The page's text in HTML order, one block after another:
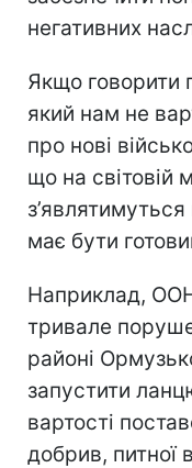
негативних
Якщо говорити
який нам не
про нові
що на світовій
з’являтимуться
має бути
Наприклад,
тривале
районі
запустити
вартості
добрив, питної